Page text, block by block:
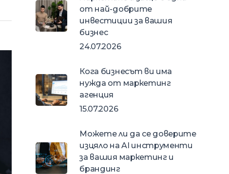
от най-добрите
инвестиции за вашия
бизнес
24.07.2026
Кога бизнесът ви има
нужда от маркетинг
агенция
15.07.2026
Можете ли да се доверите
изцяло на AI инструменти
за вашия маркетинг и
брандинг